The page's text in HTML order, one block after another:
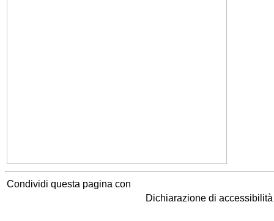
Condividi questa pagina con
Dichiarazione di